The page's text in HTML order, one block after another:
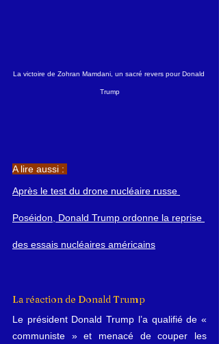
La victoire de Zohran Mamdani, un sacré revers pour Donald
Trump
A lire aussi :
Après le test du drone nucléaire russe
Poséidon, Donald Trump ordonne la reprise
des essais nucléaires américains
La réaction de Donald Trump
Le président Donald Trump l’a qualifié de «
communiste » et menacé de couper les